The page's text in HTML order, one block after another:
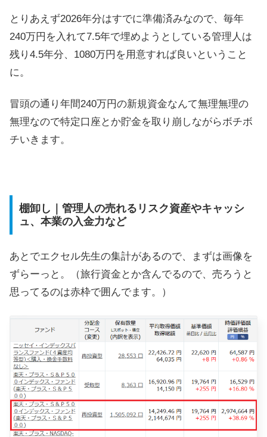
とりあえず2026年分はすでに準備済みなので、毎年
240万円を入れて7.5年で埋めようとしている管理人は
残り4.5年分、1080万円を用意すれば良いということ
に。
冒頭の通り年間240万円の新規資金なんて無理無理の
無理なので特定口座とか貯金を取り崩しながらボチボ
チいきます。
棚卸し｜管理人の売れるリスク資産やキャッシ
ュ、本業の入金力など
あとでエクセル先生の集計があるので、まずは画像を
ずらーっと。（旅行資金とか含んでるので、売ろうと
思ってるのは赤枠で囲んでます。）